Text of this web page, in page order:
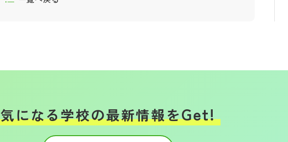
気になる学校の最新情報をGet!